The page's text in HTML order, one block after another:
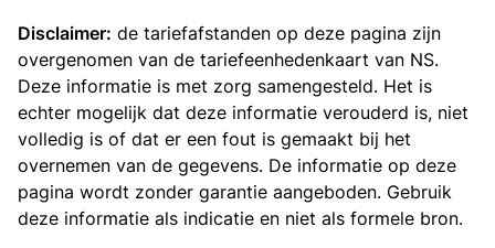
Disclaimer: de tariefafstanden op deze pagina zijn
overgenomen van de tariefeenhedenkaart van NS.
Deze informatie is met zorg samengesteld. Het is
echter mogelijk dat deze informatie verouderd is, niet
volledig is of dat er een fout is gemaakt bij het
overnemen van de gegevens. De informatie op deze
pagina wordt zonder garantie aangeboden. Gebruik
deze informatie als indicatie en niet als formele bron.